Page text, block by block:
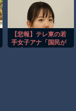
【悲報】テレ東の若
手女子アナ「国民が